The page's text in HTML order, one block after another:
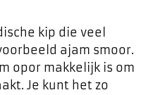
kip die veel
ajam smoor.
opor makkelijk is om
Je kunt het zo